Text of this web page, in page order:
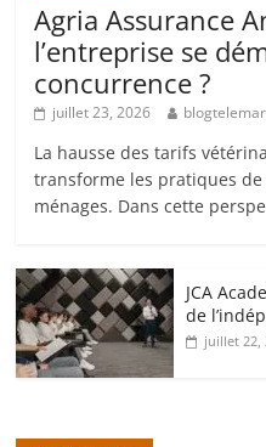
Agria Assurance
l’entreprise se
concurrence ?
juillet 23, 2026
La hausse des tarifs
transforme les pratiques
ménages. Dans cette
JCA
de
juillet 22,